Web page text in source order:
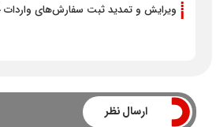
ویرایش و تمدید ثبت سفارش‌های
ارسال نظر